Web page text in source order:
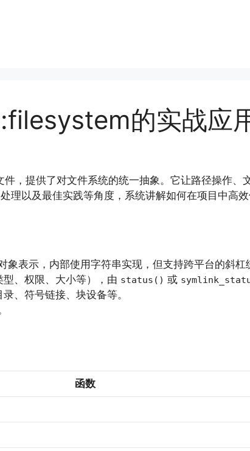
的实战应
件，提供了对文件系统的统一抽象。它让路径操作、
理以及最佳实践等角度，系统讲解如何在项目中高效
象表示，内部使用字符串实现，但支持跨平台的斜杠
型、权限、大小等），由 status() 或
、符号链接、块设备等。
函数